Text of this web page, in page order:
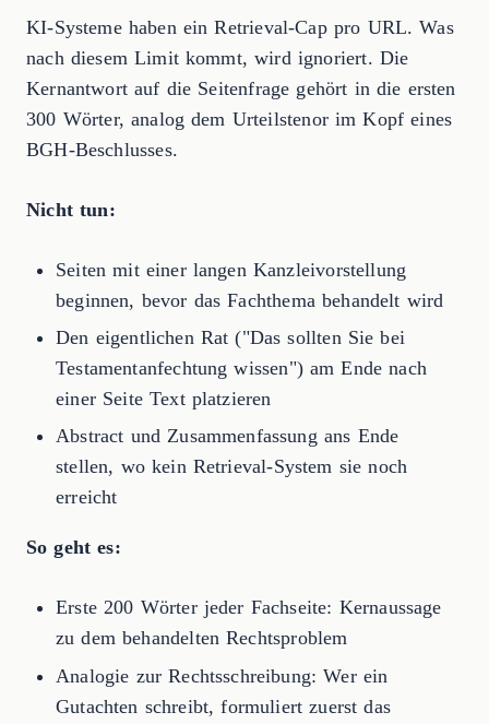
KI-Systeme haben ein Retrieval-Cap pro URL. Was
nach diesem Limit kommt, wird ignoriert. Die
Kernantwort auf die Seitenfrage gehört in die ersten
300 Wörter, analog dem Urteilstenor im Kopf eines
BGH-Beschlusses.
Nicht tun:
Seiten mit einer langen Kanzleivorstellung
beginnen, bevor das Fachthema behandelt wird
Den eigentlichen Rat ("Das sollten Sie bei
Testamentanfechtung wissen") am Ende nach
einer Seite Text platzieren
Abstract und Zusammenfassung ans Ende
stellen, wo kein Retrieval-System sie noch
erreicht
So geht es:
Erste 200 Wörter jeder Fachseite: Kernaussage
zu dem behandelten Rechtsproblem
Analogie zur Rechtsschreibung: Wer ein
Gutachten schreibt, formuliert zuerst das